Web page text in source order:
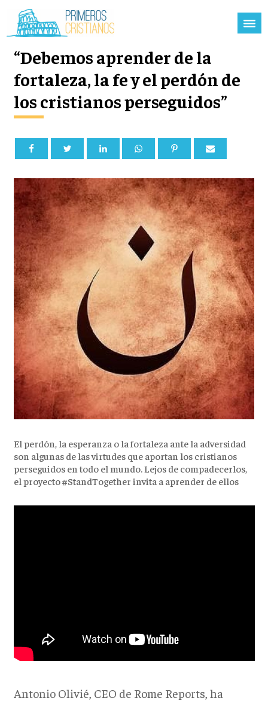
“Debemos aprender de la
fortaleza, la fe y el perdón de
los cristianos perseguidos”
El perdón, la esperanza o la fortaleza ante la adversidad
son algunas de las virtudes que aportan los cristianos
perseguidos en todo el mundo. Lejos de compadecerlos,
el proyecto #StandTogether invita a aprender de ellos
Antonio Olivié, CEO de Rome Reports, ha